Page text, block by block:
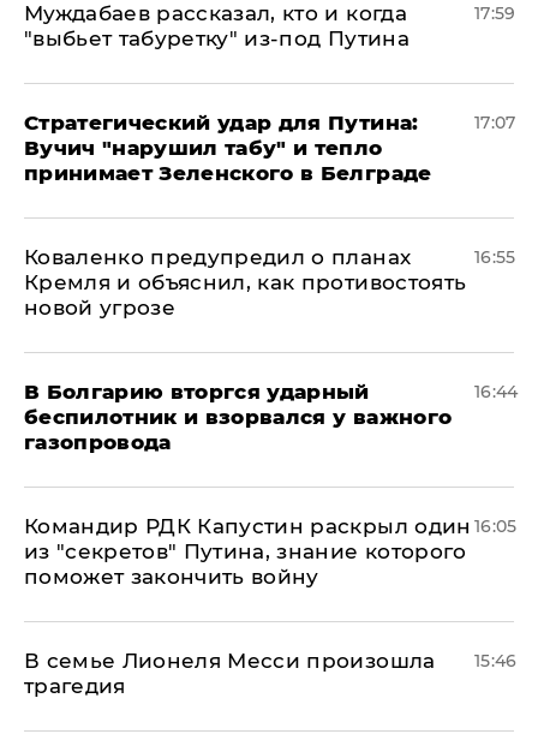
Муждабаев рассказал, кто и когда
"выбьет табуретку" из-под Путина
17:59
Стратегический удар для Путина:
Вучич "нарушил табу" и тепло
принимает Зеленского в Белграде
17:07
Коваленко предупредил о планах
Кремля и объяснил, как противостоять
новой угрозе
16:55
В Болгарию вторгся ударный
беспилотник и взорвался у важного
газопровода
16:44
Командир РДК Капустин раскрыл один
из "секретов" Путина, знание которого
поможет закончить войну
16:05
В семье Лионеля Месси произошла
трагедия
15:46